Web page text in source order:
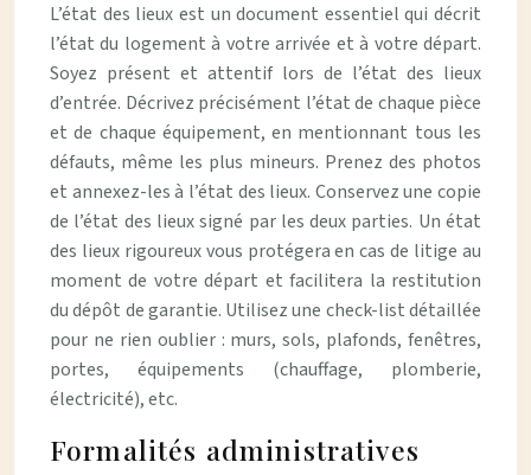
L’état des lieux est un document essentiel qui décrit
l’état du logement à votre arrivée et à votre départ.
Soyez présent et attentif lors de l’état des lieux
d’entrée. Décrivez précisément l’état de chaque pièce
et de chaque équipement, en mentionnant tous les
défauts, même les plus mineurs. Prenez des photos
et annexez-les à l’état des lieux. Conservez une copie
de l’état des lieux signé par les deux parties. Un état
des lieux rigoureux vous protégera en cas de litige au
moment de votre départ et facilitera la restitution
du dépôt de garantie. Utilisez une check-list détaillée
pour ne rien oublier : murs, sols, plafonds, fenêtres,
portes, équipements (chauffage, plomberie,
électricité), etc.
Formalités administratives